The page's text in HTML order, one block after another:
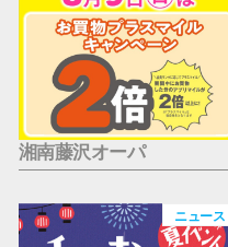
湘南藤沢オーパ
ニュース